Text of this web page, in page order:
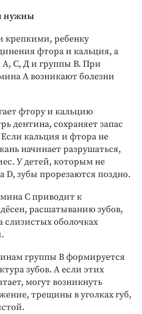
нужны
крепкими, ребенку
фтора и кальция, а
С, Д и группы В. При
А возникают болезни
фтору и кальцию
дентина, сохраняет запас
кальция и фтора не
начинает разрушаться,
У детей, которым не
D, зубы прорезаются поздно.
С приводит к
расшатыванию зубов,
слизистых оболочках
группы В формируется
зубов. А если этих
могут возникнуть
трещины в уголках губ,